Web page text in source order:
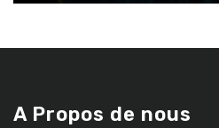
A Propos de nous